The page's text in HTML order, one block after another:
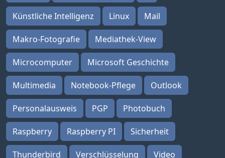
Künstliche Intelligenz Linux Mail
Makro-Fotografie Mediathek-View
Microcomputer Microsoft Geschichte
Multimedia Notebook-Pflege Outlook
Personalausweis PGP Photobuch
Raspberry Raspberry PI Sicherheit
Thunderbird Verschlüsselung Video